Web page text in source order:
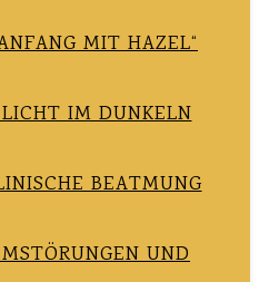
MIT HAZEL“
IM DUNKELN
BEATMUNG
UND